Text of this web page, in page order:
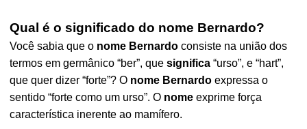
Qual é o significado do nome Bernardo?
Você sabia que o nome Bernardo consiste na união dos
termos em germânico “ber”, quesignifica “urso”, e “hart”,
que quer dizer “forte”? O nome Bernardo expressa o
sentido “forte como um urso”. O nome exprime força
característica inerente ao mamífero.